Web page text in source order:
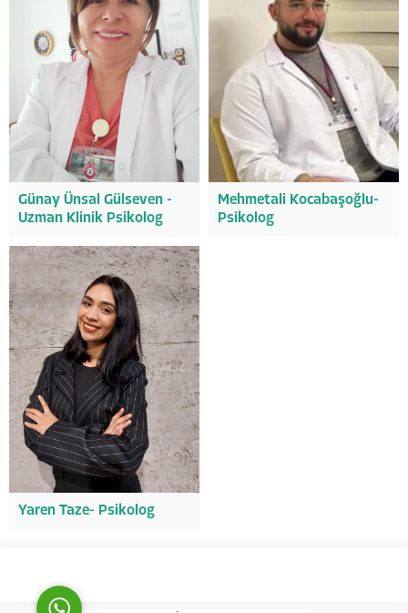
Günay Ünsal Gülseven -
Uzman Klinik Psikolog
Mehmetali Kocabaşoğlu-
Psikolog
Yaren Taze- Psikolog
Pembe Köşk Psikiyatri Hastanesi